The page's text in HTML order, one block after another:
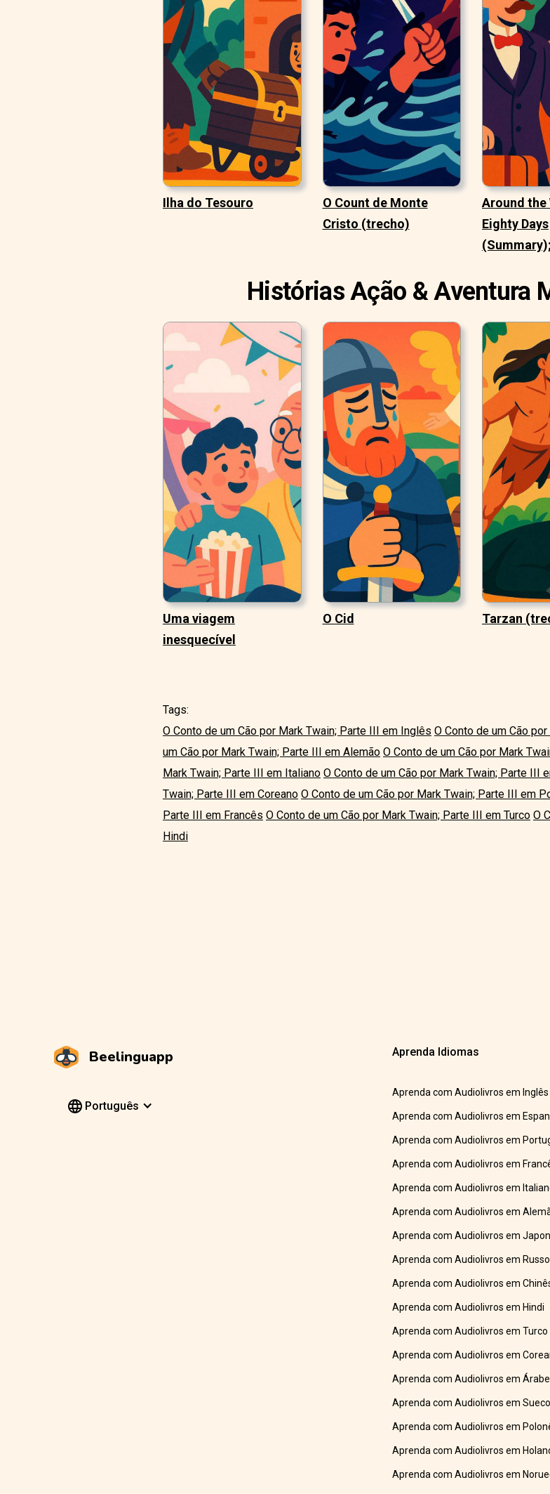
Ilha do Tesouro
O Count de Monte
Cristo (trecho)
Around the
Eighty Days
Histórias Ação & Aventura
Uma viagem
inesquecível
O Cid Tarzan
Tags:
O Conto de um Cão por Mark Twain; Parte III em Inglês O Conto de um Cão
um Cão por Mark Twain; Parte III em Alemão O Conto de um Cão por Mark
Mark Twain; Parte III em Italiano O Conto de um Cão por Mark Twain; Parte III
Twain; Parte III em Coreano O Conto de um Cão por Mark Twain; Parte III em
Parte III em Francês O Conto de um Cão por Mark Twain; Parte III em Turco O
Hindi
Beelinguapp
Português
Aprenda Idiomas
Aprenda com Audiolivros em Inglês
Aprenda com Audiolivros em
Aprenda com Audiolivros em
Aprenda com Audiolivros em
Aprenda com Audiolivros em
Aprenda com Audiolivros em
Aprenda com Audiolivros em
Aprenda com Audiolivros em Russo
Aprenda com Audiolivros em
Aprenda com Audiolivros em Hindi
Aprenda com Audiolivros em Turco
Aprenda com Audiolivros em
Aprenda com Audiolivros em Árabe
Aprenda com Audiolivros em Sueco
Aprenda com Audiolivros em
Aprenda com Audiolivros em
Aprenda com Audiolivros em